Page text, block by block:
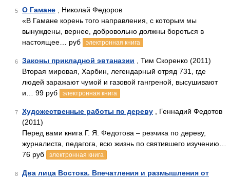
5 О Гамане , Николай Федоров
«В Гамане корень того направления, с которым мы
вынуждены, вернее, добровольно должны бороться в
настоящее… руб
электронная книга
6 Законы прикладной эвтаназии , Тим Скоренко (2011)
Вторая мировая, Харбин, легендарный отряд 731, где
людей заражают чумой и газовой гангреной, высушивают
и… 99 руб
электронная книга
7 Художественные работы по дереву , Геннадий Федотов
(2011)
Перед вами книга Г. Я. Федотова – резчика по дереву,
журналиста, педагога, всю жизнь по святившего изучению…
76 руб
электронная книга
8
Два лица Востока. Впечатления и размышления от